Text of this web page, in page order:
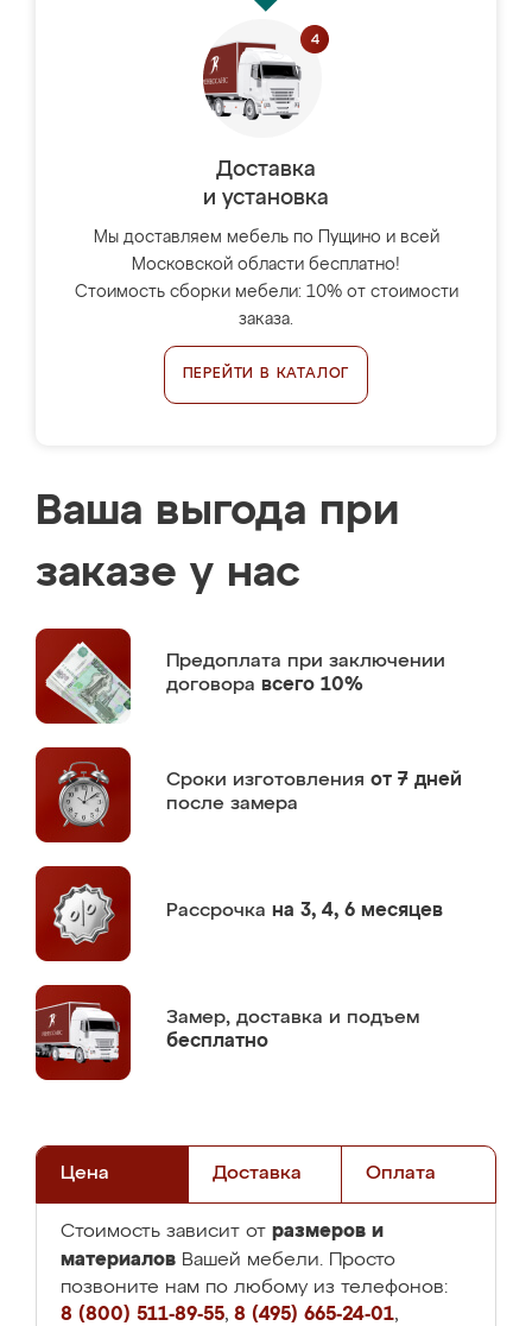
Доставка
и установка
Мы доставляем мебель по Пущино и всей
Московской области бесплатно!
Стоимость сборки мебели: 10% от стоимости
заказа.
ПЕРЕЙТИ В КАТАЛОГ
Ваша выгода при
заказе у нас
Предоплата при заключении
договора всего 10%
Сроки изготовления от 7 дней
после замера
Рассрочка на 3, 4, 6 месяцев
Замер, доставка и подъем
бесплатно
Цена Доставка Оплата
Стоимость зависит от размеров и
материалов Вашей мебели. Просто
позвоните нам по любому из телефонов:
8 (800) 511-89-55, 8 (495) 665-24-01,